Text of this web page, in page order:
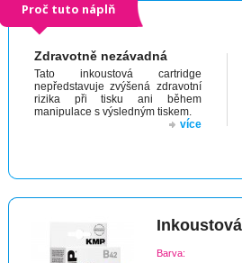
Proč tuto náplň
Zdravotně nezávadná
Tato inkoustová cartridge
nepředstavuje zvýšená zdravotní
rizika při tisku ani během
manipulace s výsledným tiskem.
více
Barva: